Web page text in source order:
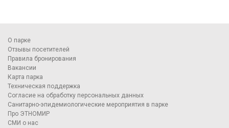
О парке
Отзывы посетителей
Правила бронирования
Вакансии
Карта парка
Техническая поддержка
Согласие на обработку персональных данных
Санитарно-эпидемиологические мероприятия в парке
Про ЭТНОМИР
СМИ о нас